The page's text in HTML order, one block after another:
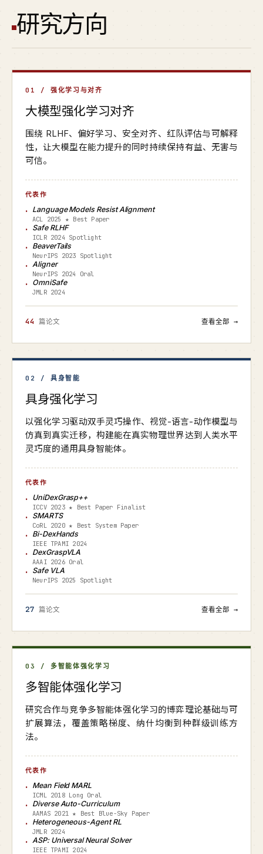
研究方向
01 / 强化学习与对齐
大模型强化学习对齐
围绕 RLHF、偏好学习、安全对齐、红队评估与可解释
性，让大模型在能力提升的同时持续保持有益、无害与
可信。
代表作
Language Models Resist Alignment
ACL 2025 ★ Best Paper
Safe RLHF
ICLR 2024 Spotlight
BeaverTails
NeurIPS 2023 Spotlight
Aligner
NeurIPS 2024 Oral
OmniSafe
JMLR 2024
44 篇论文 查看全部 →
02 / 具身智能
具身强化学习
以强化学习驱动双手灵巧操作、视觉-语言-动作模型与
仿真到真实迁移，构建能在真实物理世界达到人类水平
灵巧度的通用具身智能体。
代表作
UniDexGrasp++
ICCV 2023 ★ Best Paper Finalist
SMARTS
CoRL 2020 ★ Best System Paper
Bi-DexHands
IEEE TPAMI 2024
DexGraspVLA
AAAI 2026 Oral
Safe VLA
NeurIPS 2025 Spotlight
27 篇论文 查看全部 →
03 / 多智能体强化学习
多智能体强化学习
研究合作与竞争多智能体强化学习的博弈理论基础与可
扩展算法，覆盖策略梯度、纳什均衡到种群级训练方
法。
代表作
Mean Field MARL
ICML 2018 Long Oral
Diverse Auto-Curriculum
AAMAS 2021 ★ Best Blue-Sky Paper
Heterogeneous-Agent RL
JMLR 2024
ASP: Universal Neural Solver
IEEE TPAMI 2024